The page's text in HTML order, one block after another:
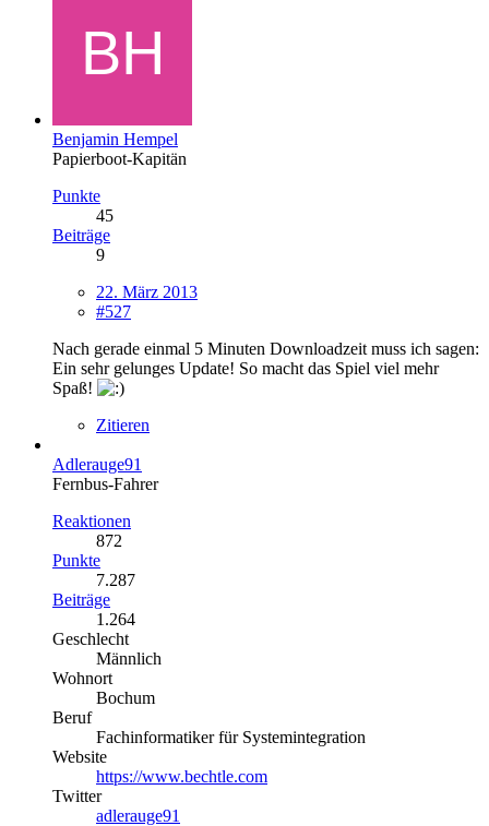
Benjamin Hempel
Papierboot-Kapitän
Punkte
45
Beiträge
9
22. März 2013
#527
Nach gerade einmal 5 Minuten Downloadzeit muss ich sagen:
Ein sehr gelunges Update! So macht das Spiel viel mehr
Spaß!
Zitieren
Adlerauge91
Fernbus-Fahrer
Reaktionen
872
Punkte
7.287
Beiträge
1.264
Geschlecht
Männlich
Wohnort
Bochum
Beruf
Fachinformatiker für Systemintegration
Website
https://www.bechtle.com
Twitter
adlerauge91